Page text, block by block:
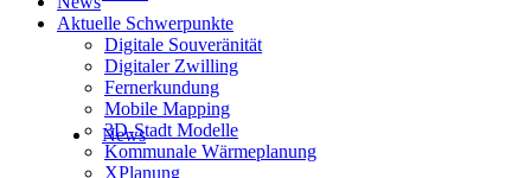
News
Aktuelle Schwerpunkte
Digitale Souveränität
Digitaler Zwilling
Fernerkundung
Mobile Mapping
3D-Stadt Modelle
Kommunale Wärmeplanung
XPlanung